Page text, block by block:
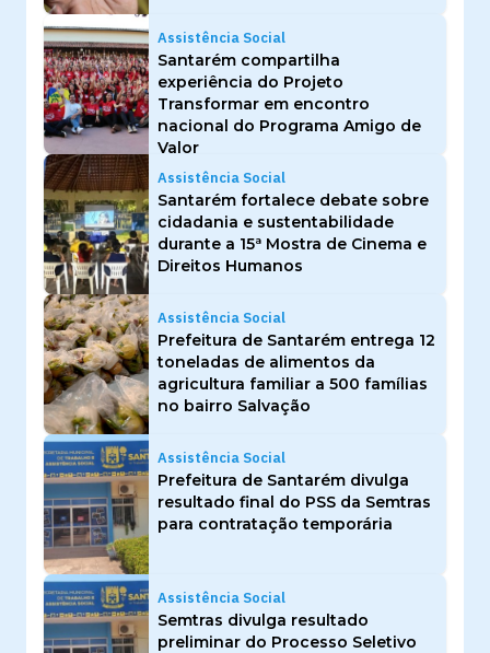
Assistência Social
Santarém compartilha
experiência do Projeto
Transformar em encontro
nacional do Programa Amigo de
Valor
Assistência Social
Santarém fortalece debate sobre
cidadania e sustentabilidade
durante a 15ª Mostra de Cinema e
Direitos Humanos
Assistência Social
Prefeitura de Santarém entrega 12
toneladas de alimentos da
agricultura familiar a 500 famílias
no bairro Salvação
Assistência Social
Prefeitura de Santarém divulga
resultado final do PSS da Semtras
para contratação temporária
Assistência Social
Semtras divulga resultado
preliminar do Processo Seletivo